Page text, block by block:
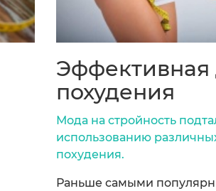
Эффективная
похудения
Мода на стройность
использованию
похудения.
Раньше самыми